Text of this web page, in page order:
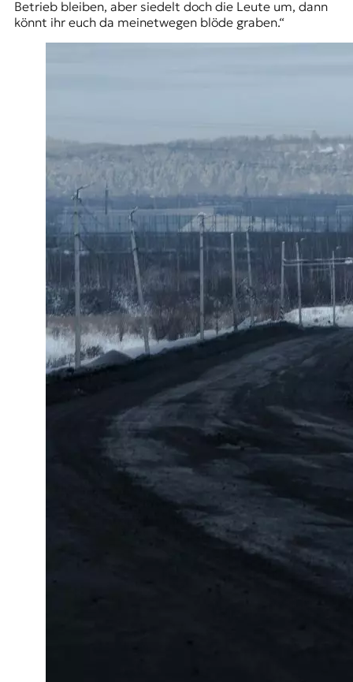
Betrieb bleiben, aber siedelt doch die Leute um, dann
könnt ihr euch da meinetwegen blöde graben.“